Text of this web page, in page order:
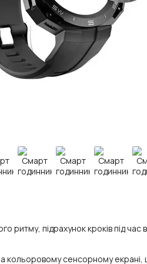
ритму, підрахунок кроків під
кольоровому сенсорному